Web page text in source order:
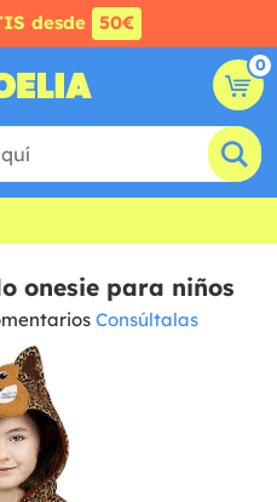
desde 50€
0
onesie para niños
Consúltalas